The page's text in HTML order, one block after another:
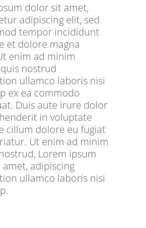
dolor sit amet,
adipiscing elit, sed
tempor incididunt
et dolore magna
enim ad minim
nostrud
ullamco laboris nisi
ex ea commodo
Duis aute irure dolor
in voluptate
cillum dolore eu fugiat
Ut enim ad minim
Lorem ipsum
adipiscing
ullamco laboris nisi